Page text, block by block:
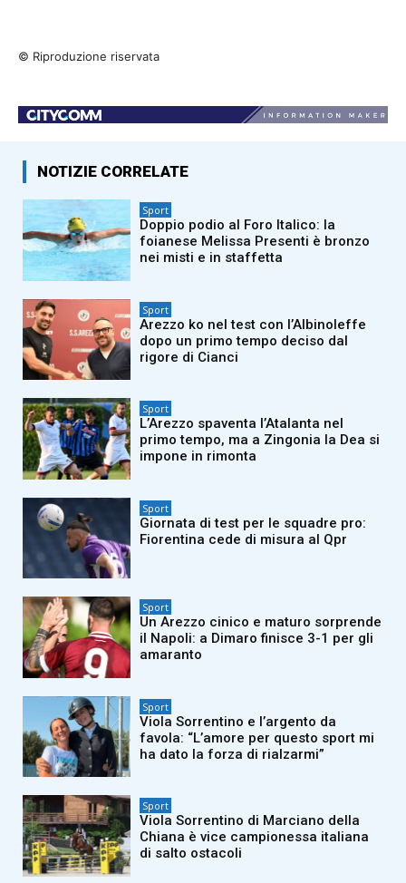
© Riproduzione riservata
NOTIZIE CORRELATE
Sport
Doppio podio al Foro Italico: la
foianese Melissa Presenti è bronzo
nei misti e in staffetta
Sport
Arezzo ko nel test con l’Albinoleffe
dopo un primo tempo deciso dal
rigore di Cianci
Sport
L’Arezzo spaventa l’Atalanta nel
primo tempo, ma a Zingonia la Dea si
impone in rimonta
Sport
Giornata di test per le squadre pro:
Fiorentina cede di misura al Qpr
Sport
Un Arezzo cinico e maturo sorprende
il Napoli: a Dimaro finisce 3-1 per gli
amaranto
Sport
Viola Sorrentino e l’argento da
favola: “L’amore per questo sport mi
ha dato la forza di rialzarmi”
Sport
Viola Sorrentino di Marciano della
Chiana è vice campionessa italiana
di salto ostacoli